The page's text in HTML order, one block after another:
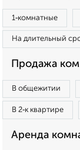
1‑комнатные
На длительный
Продажа
В общежитии
В 2‑к квартире
Аренда